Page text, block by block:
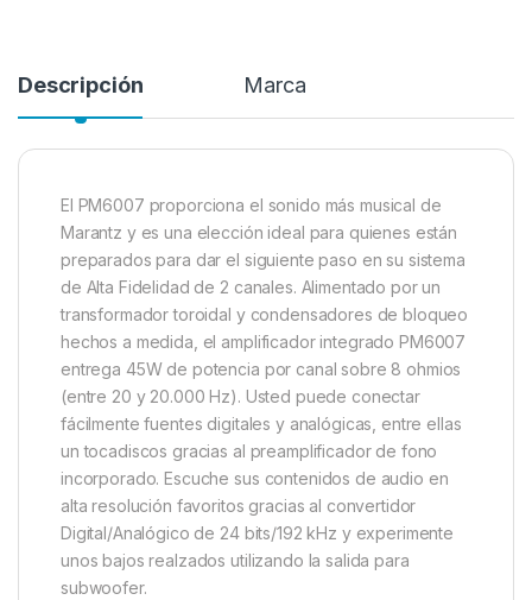
Descripción Marca
El PM6007 proporciona el sonido más musical de
Marantz y es una elección ideal para quienes están
preparados para dar el siguiente paso en su sistema
de Alta Fidelidad de 2 canales. Alimentado por un
transformador toroidal y condensadores de bloqueo
hechos a medida, el amplificador integrado PM6007
entrega 45W de potencia por canal sobre 8 ohmios
(entre 20 y 20.000 Hz). Usted puede conectar
fácilmente fuentes digitales y analógicas, entre ellas
un tocadiscos gracias al preamplificador de fono
incorporado. Escuche sus contenidos de audio en
alta resolución favoritos gracias al convertidor
Digital/Analógico de 24 bits/192 kHz y experimente
unos bajos realzados utilizando la salida para
subwoofer.